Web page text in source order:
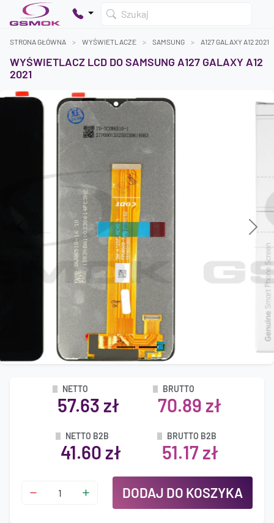
Szukaj
Dodaj produkty, aby kontynuować.
STRONA GŁÓWNA WYŚWIETLACZE SAMSUNG A127 GALAXY A12 2021
WYŚWIETLACZ LCD DO SAMSUNG A127 GALAXY A12
2021
Next
NETTO
57.63 zł
BRUTTO
70.89 zł
NETTO B2B
41.60 zł
BRUTTO B2B
51.17 zł
DODAJ DO KOSZYKA